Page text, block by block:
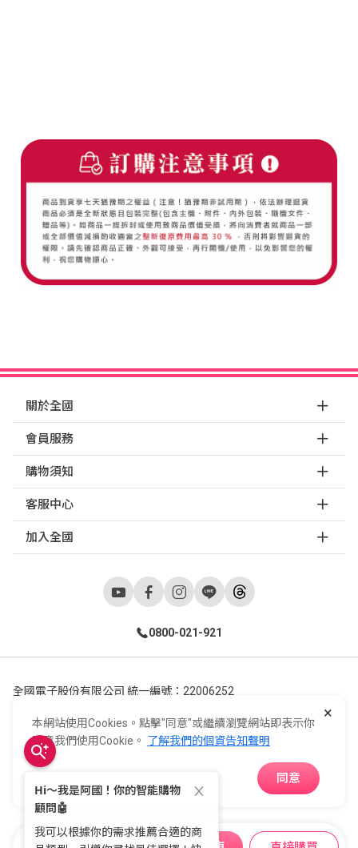
關於全國
會員服務
購物須知
客服中心
加入全國
0800-021-921
全國電子股份有限公司 統一編號：22006252
Copyright ©2026© E-Life Co., Ltd. All Rights Reserved.
×
本網站使用Cookies。點擊"同意"或繼續瀏覽網站即表示你
同意我們使用Cookie。 了解我們的個資告知聲明
同意